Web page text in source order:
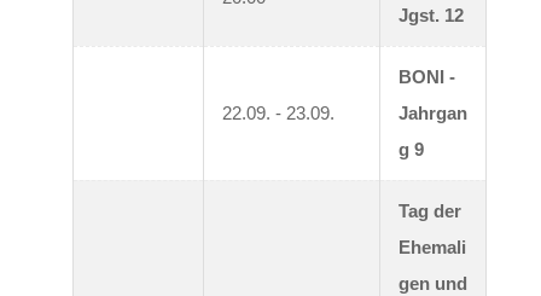
Jgst. 12
22.09. - 23.09.
BONI -
Jahrgan
g 9
Tag der
Ehemali
gen und